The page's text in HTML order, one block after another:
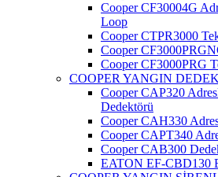
Cooper CF30004G
Loop
Cooper CTPR3000
Cooper
Cooper CF3000PRG
COOPER YANGIN
Cooper CAP320
Dedektörü
Cooper CAH330
Cooper CAPT340
Cooper CAB300
EATON EF-CBD130